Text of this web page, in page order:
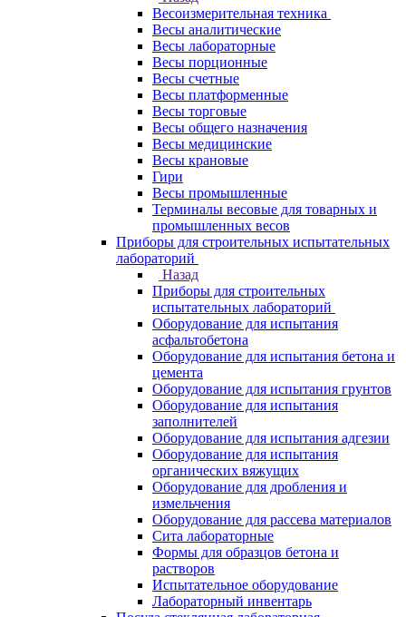
Весоизмерительная техника
Весы аналитические
Весы лабораторные
Весы порционные
Весы счетные
Весы платформенные
Весы торговые
Весы общего назначения
Весы медицинские
Весы крановые
Гири
Весы промышленные
Терминалы весовые для товарных и
промышленных весов
Приборы для строительных испытательных
лабораторий
Назад
Приборы для строительных
испытательных лабораторий
Оборудование для испытания
асфальтобетона
Оборудование для испытания бетона и
цемента
Оборудование для испытания грунтов
Оборудование для испытания
заполнителей
Оборудование для испытания адгезии
Оборудование для испытания
органических вяжущих
Оборудование для дробления и
измельчения
Оборудование для рассева материалов
Сита лабораторные
Формы для образцов бетона и
растворов
Испытательное оборудование
Лабораторный инвентарь